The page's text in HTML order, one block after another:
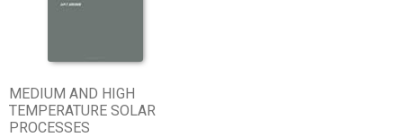
MEDIUM AND HIGH
TEMPERATURE SOLAR
PROCESSES